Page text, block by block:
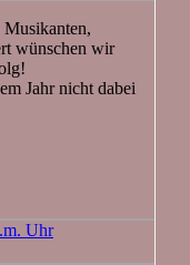
wünschen wir
Jahr nicht dabei
Uhr